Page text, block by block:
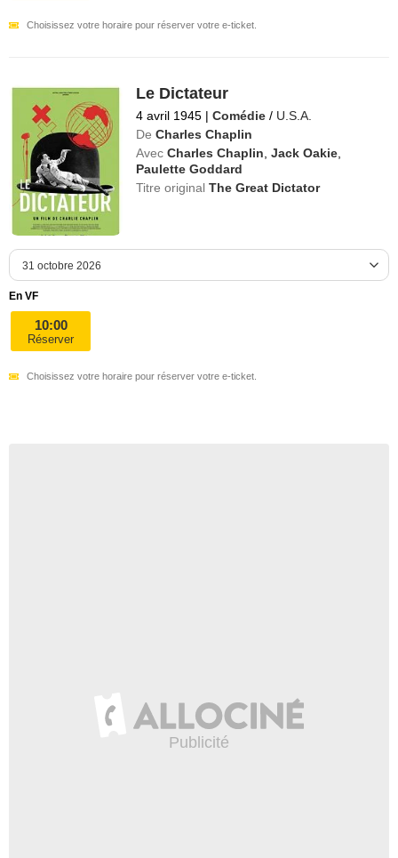
Choisissez votre horaire pour réserver votre e-ticket.
Le Dictateur
4 avril 1945 | Comédie / U.S.A.
De Charles Chaplin
Avec Charles Chaplin ,Jack Oakie
Paulette Goddard
Titre originalThe Great Dictator
En VF
10:00
Réserver
Choisissez votre horaire pour réserver votre e-ticket.